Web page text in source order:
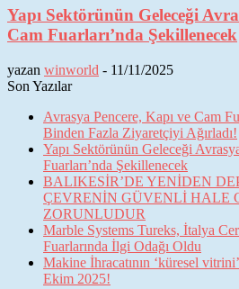
Yapı Sektörünün Geleceği
Cam Fuarları’nda Şekillenecek
yazan winworld - 11/11/2025
Son Yazılar
Avrasya Pencere, Kapı ve Cam
Binden Fazla Ziyaretçiyi Ağırladı!
Yapı Sektörünün Geleceği
Fuarları’nda Şekillenecek
BALIKESİR’DE YENİDEN
ÇEVRENİN GÜVENLİ HALE
ZORUNLUDUR
Marble Systems Tureks, İtalya
Fuarlarında İlgi Odağı Oldu
Makine İhracatının ‘küresel
Ekim 2025!